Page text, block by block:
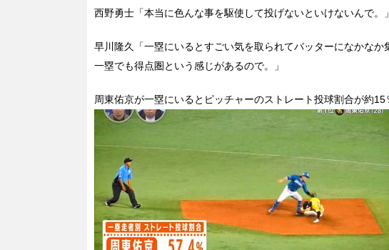
西野勇士「本当に色んな事を駆使して投げないといけないんで。」
早川隆久「一塁にいるとすごい気を取られてバッターになかな
一塁でも得点圏という感じがあるので。」
周東佑京が一塁にいるとピッチャーのストレート投球割合が約15